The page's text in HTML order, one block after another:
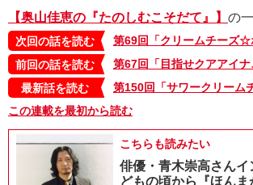
【奥山佳恵の『たのしむこそだて』】 の
次回の話を読む
前回の話を読む
最新話を読む
第150回「サワークリーム
この連載を最初から読む
こちらも読みたい
俳優・青木崇高さん
どもの頃から『ほん